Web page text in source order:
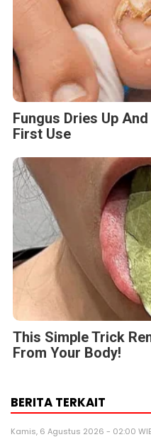
Fungus Dries Up
First Use
This Simple Trick
From Your Body!
BERITA TERKAIT
Kamis, 6 Agustus 2026 - 02:00